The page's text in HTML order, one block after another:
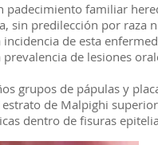
padecimiento familiar
sin predilección por raza
de esta
de lesiones
grupos de pápulas y
de Malpighi
dentro de fisuras